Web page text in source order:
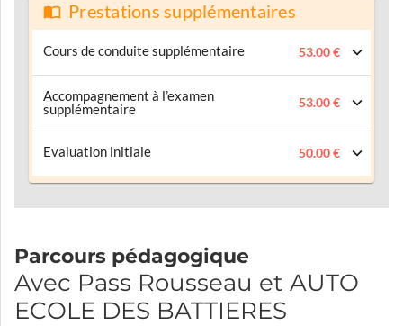
Prestations supplémentaires
Cours de conduite supplémentaire 53.00 €
Accompagnement à l’examen
supplémentaire
53.00 €
Evaluation initiale 50.00 €
Parcours pédagogique
Avec Pass Rousseau et AUTO
ECOLE DES BATTIERES